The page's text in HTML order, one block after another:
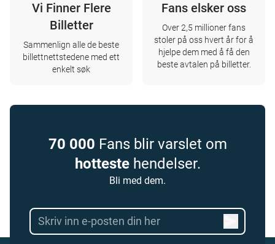
Vi Finner Flere
Billetter
Sammenlign alle de beste
billettnettstedene med ett
enkelt søk
Fans elsker oss
Over 2,5 millioner fans
stoler på oss hvert år for å
hjelpe dem med å få den
beste avtalen på billetter.
70 000 Fans blir varslet om
hottestehendelser.
Bli med dem.